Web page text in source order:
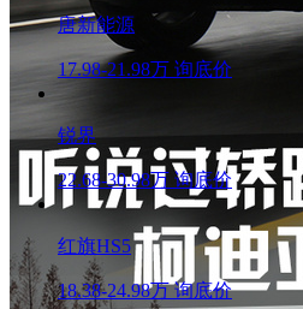
唐新能源
17.98-21.98万 询底价
锐界
22.68-30.98万 询底价
红旗HS5
18.38-24.98万 询底价